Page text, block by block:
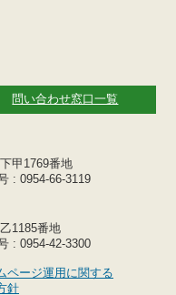
問い合わせ窓口一覧
甲1769番地
: 0954-66-3119
1185番地
: 0954-42-3300
ページ運用に関する
針